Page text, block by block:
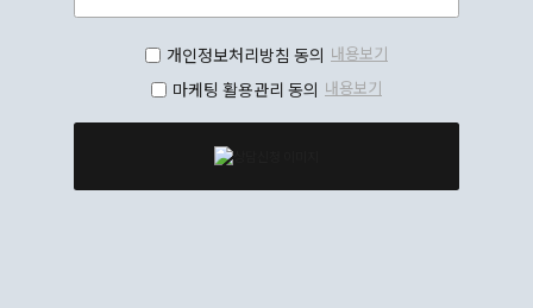
개인정보처리방침 동의 내용보기
마케팅 활용관리 동의 내용보기